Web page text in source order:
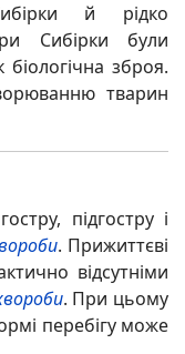
й рідко
Сибірки були
зброя.
тварин
підгостру і
. Прижиттєві
відсутніми
. При цьому
перебігу може